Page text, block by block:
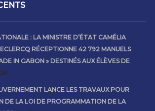
: LA MINISTRE D’ÉTAT CAMÉLIA
RÉCEPTIONNE 42 792 MANUELS
IN GABON » DESTINÉS AUX ÉLÈVES DE
LANCE LES TRAVAUX POUR
DE LA LOI DE PROGRAMMATION DE LA